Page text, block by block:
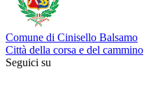
Comune di Cinisello Balsamo
Città della corsa e del cammino
Seguici su